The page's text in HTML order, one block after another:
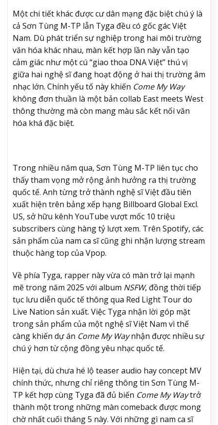
Một chi tiết khác được cư dân mạng đặc biệt chú ý là
cả Sơn Tùng M-TP lẫn Tyga đều có gốc gác Việt
Nam. Dù phát triển sự nghiệp trong hai môi trường
văn hóa khác nhau, màn kết hợp lần này vẫn tạo
cảm giác như một cú “giao thoa DNA Việt” thú vị
giữa hai nghệ sĩ đang hoạt động ở hai thị trường âm
nhạc lớn. Chính yếu tố này khiến Come My Way
không đơn thuần là một bản collab East meets West
thông thường mà còn mang màu sắc kết nối văn
hóa khá đặc biệt.
Trong nhiều năm qua, Sơn Tùng M-TP liên tục cho
thấy tham vọng mở rộng ảnh hưởng ra thị trường
quốc tế. Anh từng trở thành nghệ sĩ Việt đầu tiên
xuất hiện trên bảng xếp hạng Billboard Global Excl.
US, sở hữu kênh YouTube vượt mốc 10 triệu
subscribers cùng hàng tỷ lượt xem. Trên Spotify, các
sản phẩm của nam ca sĩ cũng ghi nhận lượng stream
thuộc hàng top của Vpop.
Về phía Tyga, rapper này vừa có màn trở lại mạnh
mẽ trong năm 2025 với album NSFW, đồng thời tiếp
tục lưu diễn quốc tế thông qua Red Light Tour do
Live Nation sản xuất. Việc Tyga nhận lời góp mặt
trong sản phẩm của một nghệ sĩ Việt Nam vì thế
càng khiến dự án Come My Waynhận được nhiều sự
chú ý hơn từ cộng đồng yêu nhạc quốc tế.
Hiện tại, dù chưa hé lộ teaser audio hay concept MV
chính thức, nhưng chỉ riêng thông tin Sơn Tùng M-
TP kết hợp cùng Tyga đã đủ biến Come My Waytrở
thành một trong những màn comeback được mong
chờ nhất cuối tháng 5 này. Với những gì nam ca sĩ